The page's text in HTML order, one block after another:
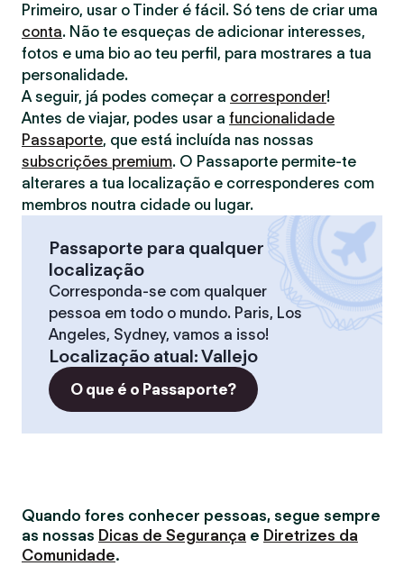
Primeiro, usar o Tinder é fácil. Só tens de criar uma
conta. Não te esqueças de adicionar interesses,
fotos e uma bio ao teu perfil, para mostrares a tua
personalidade.
A seguir, já podes começar a corresponder!
Antes de viajar, podes usar a funcionalidade
Passaporte, que está incluída nas nossas
subscrições premium. O Passaporte permite-te
alterares a tua localização e corresponderes com
membros noutra cidade ou lugar.
Passaporte para qualquer
localização
Corresponda-se com qualquer
pessoa em todo o mundo. Paris, Los
Angeles, Sydney, vamos a isso!
Localização atual:Vallejo
O que é o Passaporte?
Quando fores conhecer pessoas, segue sempre
as nossas Dicas de Segurança e Diretrizes da
Comunidade.